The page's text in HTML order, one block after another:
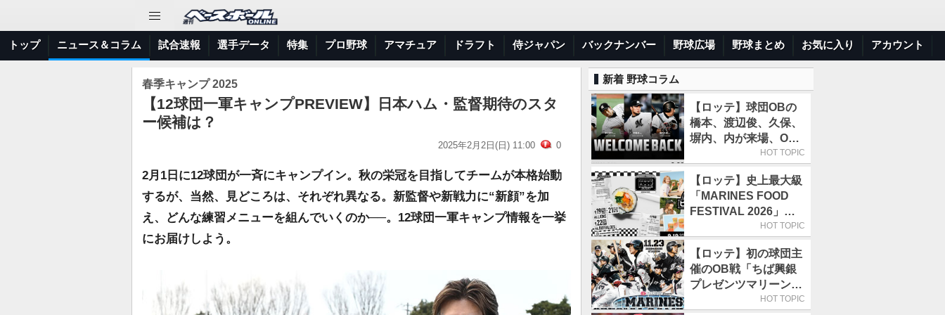
トップ ニュース＆コラム 試合速報 選手データ 特集 プロ野球 アマチュア ドラフト 侍ジャパン バックナンバー 野球広場 野球まとめ お気に入り アカウント
春季キャンプ 2025
【12球団一軍キャンプPREVIEW】日本ハム・監督期待のスタ
ー候補は？
2025年2月2日(日) 11:00 0
2月1日に12球団が一斉にキャンプイン。秋の栄冠を目指してチームが本格始動
するが、当然、見どころは、それぞれ異なる。新監督や新戦力に“新顔”を加
え、どんな練習メニューを組んでいくのか──。12球団一軍キャンプ情報を一挙
にお届けしよう。
新着 野球コラム
【ロッテ】球団OBの
橋本、渡辺俊、久保、
塀内、内が来場、OB
解説も／9月22日開催
HOT TOPIC
【ロッテ】史上最大級
「MARINES FOOD
FESTIVAL 2026」第4
弾「KOREAN
日／初日はビール半額
デー
HOT TOPIC
【ロッテ】初の球団主
催のOB戦「ちば興銀
プレゼンツマリーンズ
スペシャルゲームHOT TOPIC